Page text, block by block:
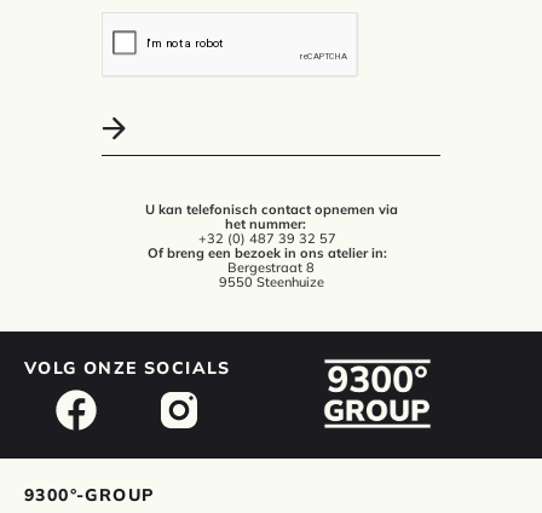
U kan telefonisch contact opnemen via
het nummer:
+32 (0) 487 39 32 57
Of breng een bezoek in ons atelier in:
Bergestraat 8
9550 Steenhuize
VOLG ONZE SOCIALS
9300°-GROUP